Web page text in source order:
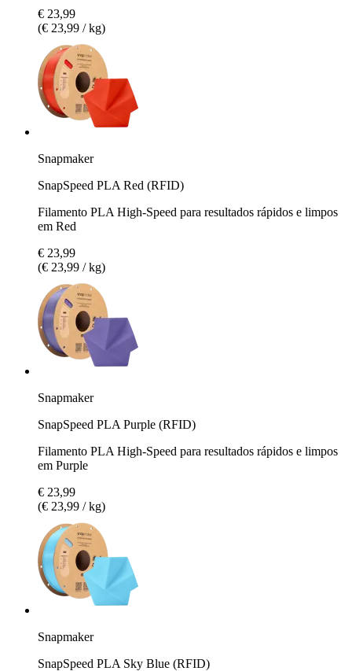
€ 23,99
(€ 23,99 / kg)
Snapmaker
SnapSpeed PLA Red (RFID)
Filamento PLA High-Speed para resultados rápidos e limpos
em Red
€ 23,99
(€ 23,99 / kg)
Snapmaker
SnapSpeed PLA Purple (RFID)
Filamento PLA High-Speed para resultados rápidos e limpos
em Purple
€ 23,99
(€ 23,99 / kg)
Snapmaker
SnapSpeed PLA Sky Blue (RFID)